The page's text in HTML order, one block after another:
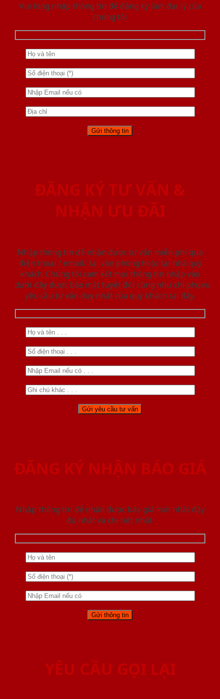
Vui lòng nhập thông tin để đăng ký làm đại lý của
chúng tôi
ĐĂNG KÝ TƯ VẤN &
NHẬN ƯU ĐÃI
Nhập thông tin để nhận được tư vấn miễn phí qua
điện thoại / email/ tại văn phòng hoặc tại nhà quý
khách. Chúng tôi cam kết mọi thông tin nhập vào
dưới đây được bảo mật tuyệt đối cũng như chỉ phục vụ
yêu cầu tư vấn duy nhất của quý khách tại đây.
ĐĂNG KÝ NHẬN BÁO GIÁ
Nhập thông tin để nhận được báo giá mới nhât đầy
đủ nhất và chi tiết nhất.
YÊU CẦU GỌI LẠI